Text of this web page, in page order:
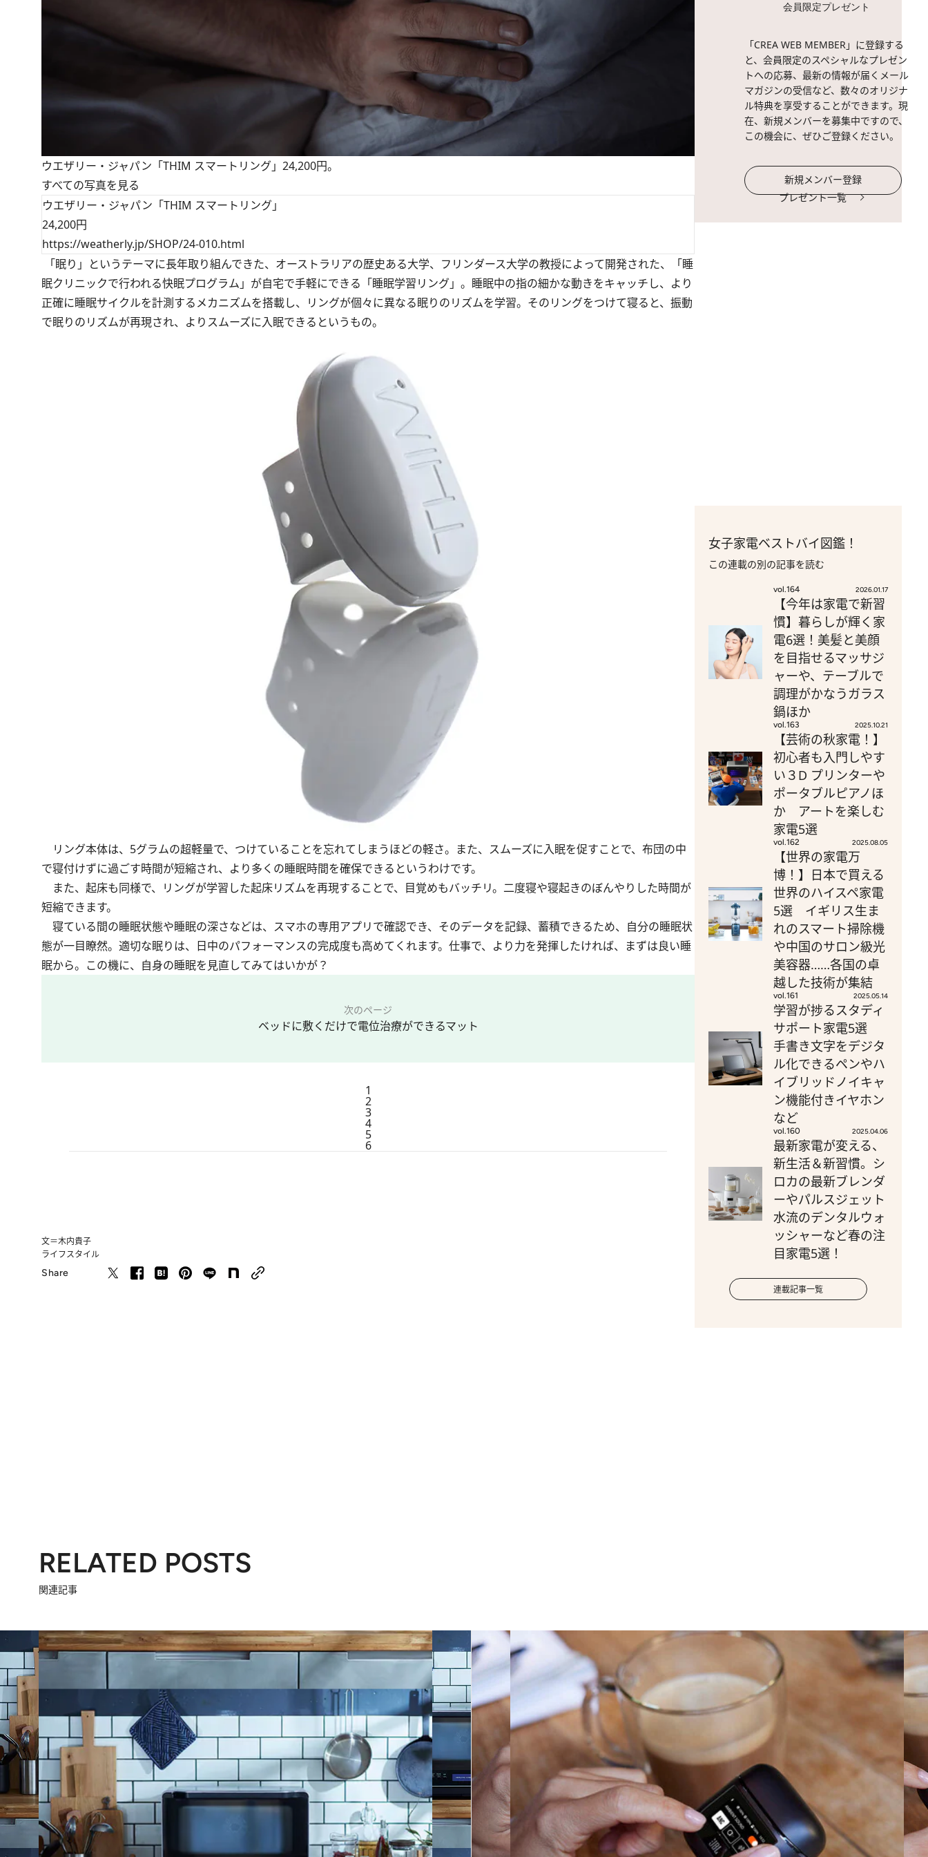
ウエザリー・ジャパン「THIM スマートリング」24,200円。
すべての写真を見る
ウエザリー・ジャパン「THIM スマートリング」
24,200円
https://weatherly.jp/SHOP/24-010.html
「眠り」というテーマに長年取り組んできた、オーストラリアの歴史ある大学、フリンダース大学の教授によって開発された、「睡
眠クリニックで行われる快眠プログラム」が自宅で手軽にできる「睡眠学習リング」。睡眠中の指の細かな動きをキャッチし、より
正確に睡眠サイクルを計測するメカニズムを搭載し、リングが個々に異なる眠りのリズムを学習。そのリングをつけて寝ると、振動
で眠りのリズムが再現され、よりスムーズに入眠できるというもの。
リング本体は、5グラムの超軽量で、つけていることを忘れてしまうほどの軽さ。また、スムーズに入眠を促すことで、布団の中
で寝付けずに過ごす時間が短縮され、より多くの睡眠時間を確保できるというわけです。
また、起床も同様で、リングが学習した起床リズムを再現することで、目覚めもバッチリ。二度寝や寝起きのぼんやりした時間が
短縮できます。
寝ている間の睡眠状態や睡眠の深さなどは、スマホの専用アプリで確認でき、そのデータを記録、蓄積できるため、自分の睡眠状
態が一目瞭然。適切な眠りは、日中のパフォーマンスの完成度も高めてくれます。仕事で、より力を発揮したければ、まずは良い睡
眠から。この機に、自身の睡眠を見直してみてはいかが？
次のページ
ベッドに敷くだけで電位治療ができるマット
1
2
3
4
5
6
文＝木内貴子
ライフスタイル
Share
会員限定プレゼント
「CREA WEB MEMBER」に登録する
と、会員限定のスペシャルなプレゼン
トへの応募、最新の情報が届くメール
マガジンの受信など、数々のオリジナ
ル特典を享受することができます。現
在、新規メンバーを募集中ですので、
この機会に、ぜひご登録ください。
新規メンバー登録
プレゼント一覧
女子家電ベストバイ図鑑！
この連載の別の記事を読む
vol.164 2026.01.17
【今年は家電で新習
慣】暮らしが輝く家
電6選！美髪と美顔
を目指せるマッサジ
ャーや、テーブルで
調理がかなうガラス
鍋ほか
vol.163 2025.10.21
【芸術の秋家電！】
初心者も入門しやす
い３D プリンターや
ポータブルピアノほ
か アートを楽しむ
家電5選
vol.162 2025.08.05
【世界の家電万
博！】日本で買える
世界のハイスペ家電
5選 イギリス生ま
れのスマート掃除機
や中国のサロン級光
美容器……各国の卓
越した技術が集結
vol.161 2025.05.14
学習が捗るスタディ
サポート家電5選
手書き文字をデジタ
ル化できるペンやハ
イブリッドノイキャ
ン機能付きイヤホン
など
vol.160 2025.04.06
最新家電が変える、
新生活＆新習慣。シ
ロカの最新ブレンダ
ーやパルスジェット
水流のデンタルウォ
ッシャーなど春の注
目家電5選！
連載記事一覧
RELATED POSTS
関連記事